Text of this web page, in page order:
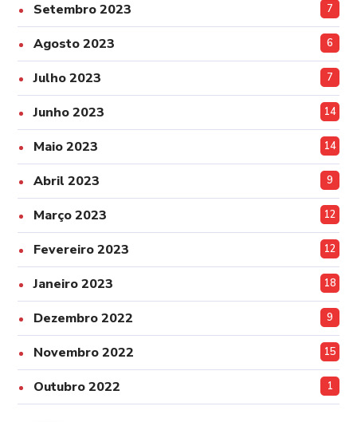
Setembro 2023 7
Agosto 2023 6
Julho 2023 7
Junho 2023 14
Maio 2023 14
Abril 2023 9
Março 2023 12
Fevereiro 2023 12
Janeiro 2023 18
Dezembro 2022 9
Novembro 2022 15
Outubro 2022 1